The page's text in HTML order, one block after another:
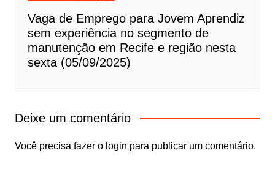
Vaga de Emprego para Jovem Aprendiz
sem experiência no segmento de
manutenção em Recife e região nesta
sexta (05/09/2025)
Deixe um comentário
Você precisa fazer o login para publicar um comentário.